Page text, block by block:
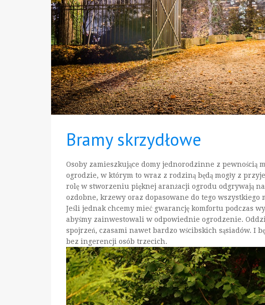
Bramy skrzydłowe
Osoby zamieszkujące domy jednorodzinne z pewnością
ogrodzie, w którym to wraz z rodziną będą mogły z
rolę w stworzeniu pięknej aranżacji ogrodu odgrywają
ozdobne, krzewy oraz dopasowane do tego wszystkiego
Jeśli jednak chcemy mieć gwarancję komfortu podczas
abyśmy zainwestowali w odpowiednie ogrodzenie.
spojrzeń, czasami nawet bardzo wścibskich sąsiadów. I
bez ingerencji osób trzecich.